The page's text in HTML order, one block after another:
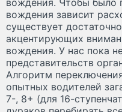
вождения. Чтобы было
вождения зависит
существует
акцентирующих
вождения. У нас пока
представительств
Алгоритм
опытных водителей
7-, 8+ (для 16-